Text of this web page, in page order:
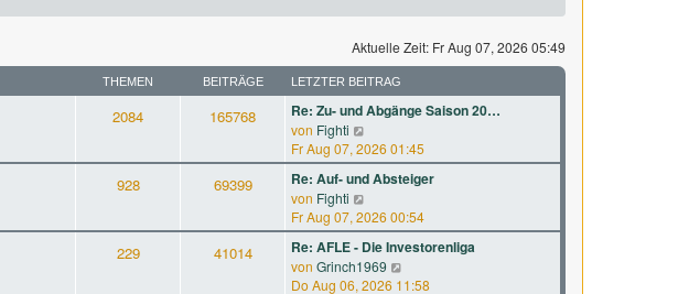
Aktuelle Zeit: Fr Aug 07, 2026 05:49
THEMEN BEITRÄGE LETZTER BEITRAG
2084 165768 Re: Zu- und Abgänge Saison 20…
von Fighti
e
u
e
t
e
r
B
Fr Aug 07, 2026 01:45
928 69399 Re: Auf- und Absteiger
von Fighti
e
u
e
s
t
Fr Aug 07, 2026 00:54
229 41014 Re: AFLE - Die Investorenliga
von Grinch1969
e
Do Aug 06, 2026 11:58